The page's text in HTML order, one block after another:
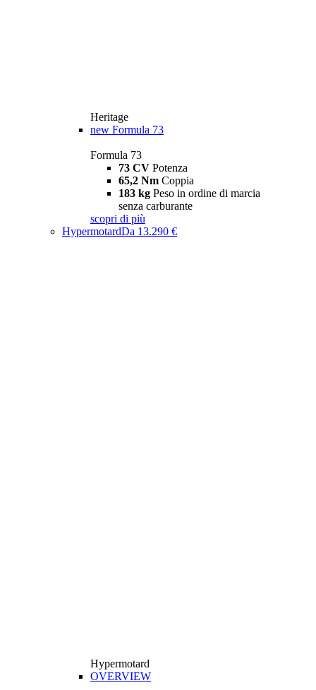
Heritage
new Formula 73
Formula 73
73 CV Potenza
65,2 Nm Coppia
183 kg Peso in ordine di marcia
senza carburante
scopri di più
HypermotardDa 13.290 €
Hypermotard
OVERVIEW